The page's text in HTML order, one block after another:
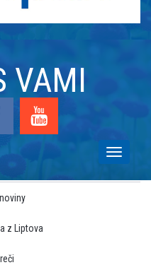
VAMI
Toggle
z Liptova